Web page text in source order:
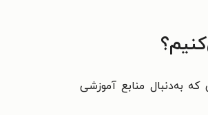
به‌دنبال منابع آموزشی